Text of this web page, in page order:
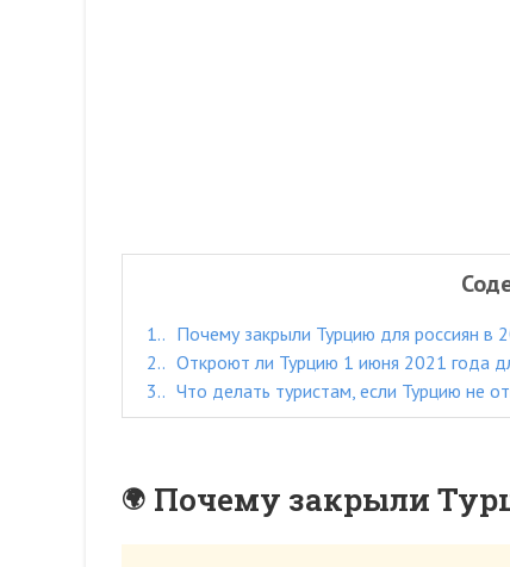
1.
Почему закрыли Турцию для россиян в
2.
Откроют ли Турцию 1 июня 2021 года
3.
Что делать туристам, если Турцию не
Почему закрыли